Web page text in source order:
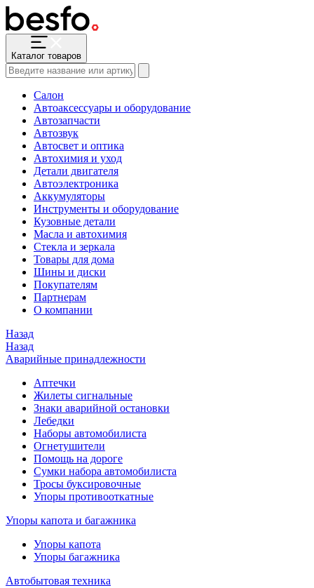
Каталог товаров
Салон
Автоаксессуары и оборудование
Автозапчасти
Автозвук
Автосвет и оптика
Автохимия и уход
Детали двигателя
Автоэлектроника
Аккумуляторы
Инструменты и оборудование
Кузовные детали
Масла и автохимия
Стекла и зеркала
Товары для дома
Шины и диски
Покупателям
Партнерам
О компании
Назад
Назад
Аварийные принадлежности
Аптечки
Жилеты сигнальные
Знаки аварийной остановки
Лебедки
Наборы автомобилиста
Огнетушители
Помощь на дороге
Сумки набора автомобилиста
Тросы буксировочные
Упоры противооткатные
Упоры капота и багажника
Упоры капота
Упоры багажника
Автобытовая техника